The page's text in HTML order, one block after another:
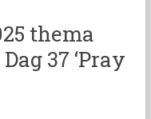
thema
37 ‘Pray